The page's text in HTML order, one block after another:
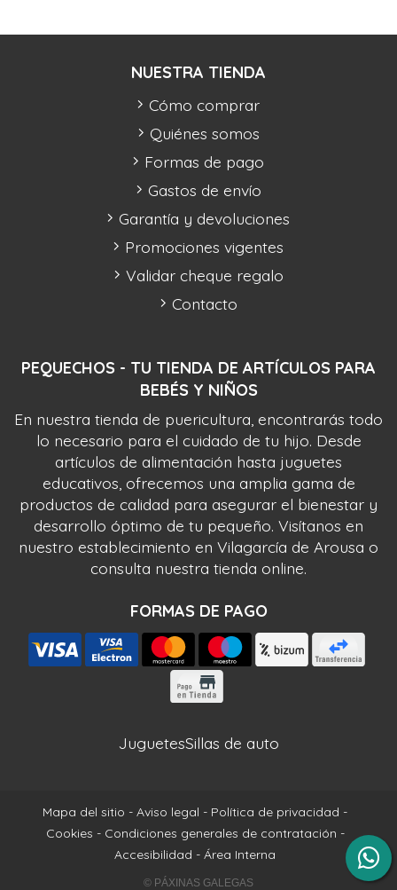
PEQUECHOS - TU TIENDA DE ARTÍCULOS PARA
BEBÉS Y NIÑOS
En nuestra tienda de puericultura, encontrarás todo
lo necesario para el cuidado de tu hijo. Desde
artículos de alimentación hasta juguetes
educativos, ofrecemos una amplia gama de
productos de calidad para asegurar el bienestar y
desarrollo óptimo de tu pequeño. Visítanos en
nuestro establecimiento en Vilagarcía de Arousa o
consulta nuestra tienda online.
FORMAS DE PAGO
NUESTRA TIENDA
Cómo comprar
Quiénes somos
Formas de pago
Gastos de envío
Garantía y devoluciones
Promociones vigentes
Validar cheque regalo
Contacto
JuguetesSillas de auto
Mapa del sitio - Aviso legal - Política de privacidad -
Cookies - Condiciones generales de contratación -
Accesibilidad - Área Interna
© PÁXINAS GALEGAS